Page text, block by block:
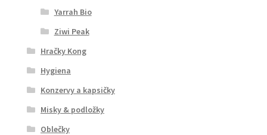
Yarrah Bio
Ziwi Peak
Hračky Kong
Hygiena
Konzervy a kapsičky
Misky & podložky
Oblečky